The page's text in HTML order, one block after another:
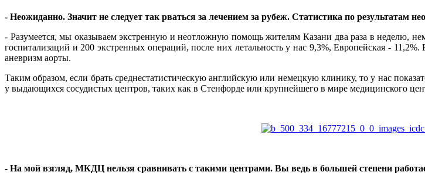
- Неожиданно. Значит не следует так рваться за лечением за рубеж. Статистика по результатам
- Разумеется, мы оказываем экстренную и неотложную помощь жителям Казани два раза в неделю,
госпитализаций и 200 экстренных операций, после них летальность у нас 9,3%, Европейская -
аневризм аорты.
Таким образом, если брать среднестатистическую английскую или немецкую клинику, то у нас
у выдающихся сосудистых центров, таких как в Стенфорде или крупнейшего в мире медицинского
- На мой взгляд, МКДЦ нельзя сравнивать с такими центрами. Вы ведь в большей степени